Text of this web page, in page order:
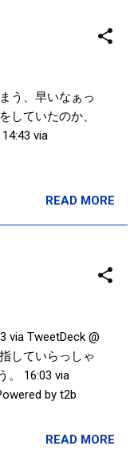
う、早いなぁっ
していたのか、
via
READ MORE
via TweetDeck @
していらっしゃ
。 16:03 via
by t2b
READ MORE